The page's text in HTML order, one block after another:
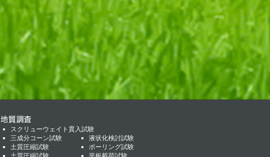
地質調査
スクリューウェイト貫入試験
三成分コーン試験
液状化検討試験
土質圧縮試験
ボーリング試験